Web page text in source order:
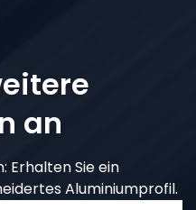
an
Erhalten Sie ein
Aluminiumprofil.